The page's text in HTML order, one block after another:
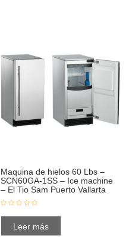
Maquina de hielos 60 Lbs –
SCN60GA-1SS – Ice machine
– El Tio Sam Puerto Vallarta
Leer más